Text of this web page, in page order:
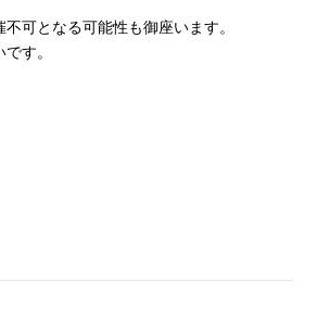
可となる可能性も御座います。
す。